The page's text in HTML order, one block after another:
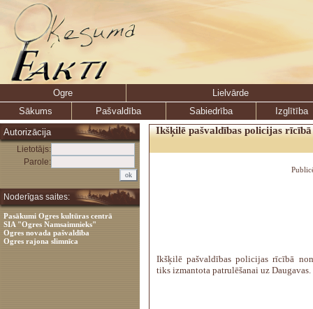
Ogre
Lielvārde
Sākums
Pašvaldība Sabiedrība
Izglītība
Autorizācija
Lietotājs:
Parole:
Noderīgas saites:
Pasākumi Ogres kultūras centrā
SIA "Ogres Namsaimnieks"
Ogres novada pašvaldība
Ogres rajona slimnīca
Ikšķilē pašvaldības policijas
Ikšķilē pašvaldības policijas rīcībā
tiks izmantota patrulēšanai uz Daugavas.